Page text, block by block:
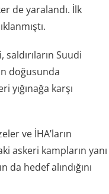
de yaralandı. İlk
Suudi
doğusunda
yığınağa karşı
ve İHA’ların
askeri kampların yanı
da hedef alındığını